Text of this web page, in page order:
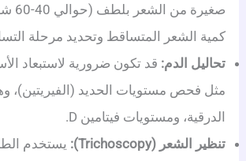
صغيرة من
كمية الشعر المتساقط وتحديد مرحلة
تحاليل الدم:قد تكون ضرورية لاستبعاد
مثل فحص مستويات الحديد (الفيريتين)،
الدرقية، ومستويات فيتامين D.
تنظير الشعر (Trichoscopy):
يستخدم